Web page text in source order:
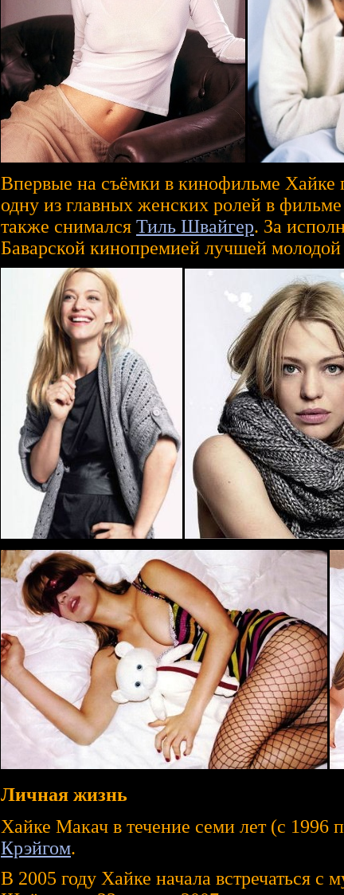
Впервые на съёмки в кинофильме Хайке
одну из главных женских ролей в
также снимался Тиль Швайгер. За
Баварской кинопремией лучшей молодой
Личная жизнь
Хайке Макач в течение семи лет (с 1996
Крэйгом.
В 2005 году Хайке начала встречаться с